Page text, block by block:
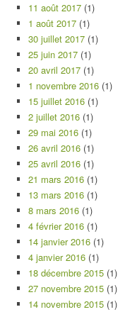
11 août 2017 (1)
1 août 2017 (1)
30 juillet 2017 (1)
25 juin 2017 (1)
20 avril 2017 (1)
1 novembre 2016 (1)
15 juillet 2016 (1)
2 juillet 2016 (1)
29 mai 2016 (1)
26 avril 2016 (1)
25 avril 2016 (1)
21 mars 2016 (1)
13 mars 2016 (1)
8 mars 2016 (1)
4 février 2016 (1)
14 janvier 2016 (1)
4 janvier 2016 (1)
18 décembre 2015 (1)
27 novembre 2015 (1)
14 novembre 2015 (1)